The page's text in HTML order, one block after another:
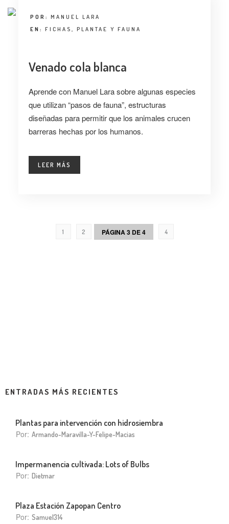
POR: MANUEL LARA
EN: FICHAS , PLANTAE Y FAUNA
Venado cola blanca
Aprende con Manuel Lara sobre algunas especies
que utilizan “pasos de fauna”, estructuras
diseñadas para permitir que los animales crucen
barreras hechas por los humanos.
LEER MÁS
1 2 PÁGINA 3 DE 4 4
ENTRADAS MÁS RECIENTES
Plantas para intervención con hidrosiembra
Por: Armando-Maravilla-Y-Felipe-Macias
Impermanencia cultivada: Lots of Bulbs
Por: Dietmar
Plaza Estación Zapopan Centro
Por: Samuel314